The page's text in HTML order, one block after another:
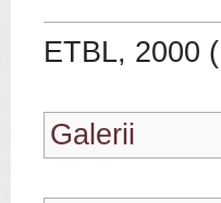
ETBL, 2000 (
Galerii